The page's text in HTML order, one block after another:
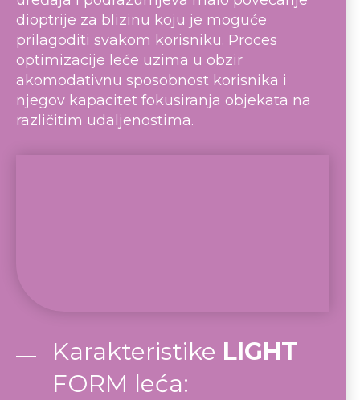
dioptrije za blizinu koju je moguće
prilagoditi svakom korisniku. Proces
optimizacije leće uzima u obzir
akomodativnu sposobnost korisnika i
njegov kapacitet fokusiranja objekata na
različitim udaljenostima.
Karakteristike LIGHT
FORM leća: